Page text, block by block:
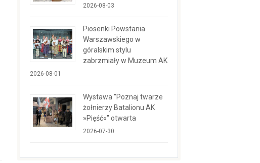
2026-08-03
Piosenki Powstania
Warszawskiego w
góralskim stylu
zabrzmiały w Muzeum AK
2026-08-01
Wystawa "Poznaj twarze
żołnierzy Batalionu AK
»Pięść«" otwarta
2026-07-30